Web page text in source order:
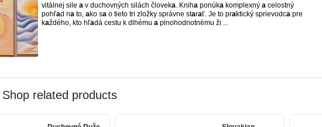
vitálnej sile a v duchovných silách človeka. Kniha ponúka komplexný a celostný
pohľad na to, ako sa o tieto tri zložky správne starať. Je to praktický sprievodca pre
každého, kto hľadá cestu k dlhému a plnohodnotnému ži ...